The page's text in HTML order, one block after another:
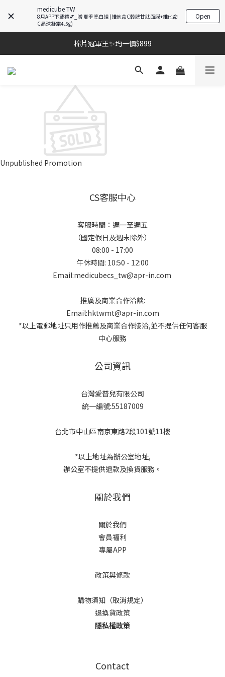
medicube TW
8月APP下載禮💕_贈 夏季亮白組 (維他命C穀胱甘肽面膜+維他命
C晶球凝霜4.5g)
Open
棉片冠軍王✨均一價$899
棉片冠軍王✨均一價$899
夏季深層清潔必備🫧張員瑛洗臉機
加入LINE好友💚即享免運🛒
棉片冠軍王✨均一價$899
Unpublished Promotion
CS客服中心
客服時間：週一至週五
（國定假日及週末除外）
08:00 - 17:00
午休時間: 10:50 - 12:00
Email:medicubecs_tw@apr-in.com
推廣及商業合作洽談:
Email:hktwmt@apr-in.com
*以上電郵地址只用作推薦及商業合作接洽,並不提供任何客服
中心服務
公司資訊
台灣愛普兒有限公司
統一編號:55187009
台北市中山區南京東路2段101號11樓
*以上地址為辦公室地址,
辦公室不提供退款及換貨服務。
關於我們
關於我們
會員福利
專屬APP
政策與條款
購物須知（取消規定）
退換貨政策
隱私權政策
Contact